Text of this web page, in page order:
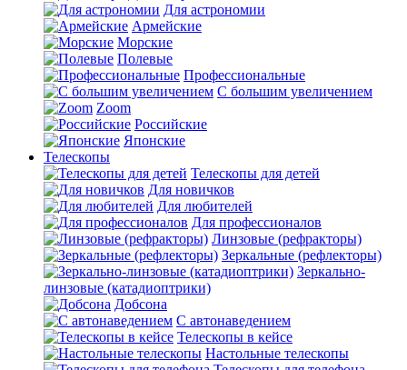
Для астрономии
Армейские
Морские
Полевые
Профессиональные
С большим увеличением
Zoom
Российские
Японские
Телескопы
Телескопы для детей
Для новичков
Для любителей
Для профессионалов
Линзовые (рефракторы)
Зеркальные (рефлекторы)
Зеркально-
линзовые (катадиоптрики)
Добсона
С автонаведением
Телескопы в кейсе
Настольные телескопы